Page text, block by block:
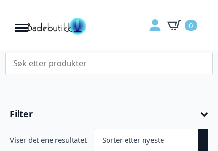
0
Filter
Viser det ene resultatet